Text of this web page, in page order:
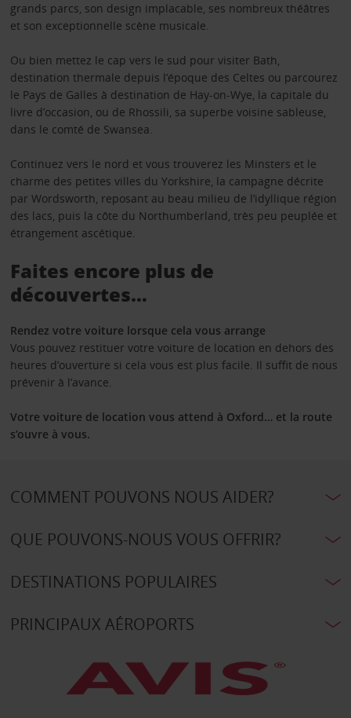
grands parcs, son design implacable, ses nombreux théâtres
et son exceptionnelle scène musicale.
Ou bien mettez le cap vers le sud pour visiter Bath,
destination thermale depuis l’époque des Celtes ou parcourez
le Pays de Galles à destination de Hay-on-Wye, la capitale du
livre d’occasion, ou de Rhossili, sa superbe voisine sableuse,
dans le comté de Swansea.
Continuez vers le nord et vous trouverez les Minsters et le
charme des petites villes du Yorkshire, la campagne décrite
par Wordsworth, reposant au beau milieu de l’idyllique région
des lacs, puis la côte du Northumberland, très peu peuplée et
étrangement ascétique.
Faites encore plus de
découvertes…
Rendez votre voiture lorsque cela vous arrange
Vous pouvez restituer votre voiture de location en dehors des
heures d’ouverture si cela vous est plus facile. Il suffit de nous
prévenir à l’avance.
Votre voiture de location vous attend à Oxford… et la route
s’ouvre à vous.
COMMENT POUVONS NOUS AIDER?
QUE POUVONS-NOUS VOUS OFFRIR?
DESTINATIONS POPULAIRES
PRINCIPAUX AÉROPORTS